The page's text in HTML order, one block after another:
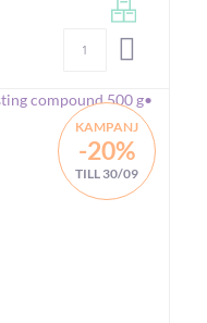
KAMPANJ
-20%
TILL 30/09